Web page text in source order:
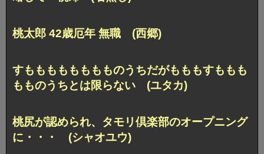
桃太郎 42歳厄年 無職 (西郷)
すもももももももものうちだがもももすももも
もものうちとは限らない (ユタカ)
桃尻が認められ、 タモリ倶楽部のオープニング
に・・・ (シャオユウ)